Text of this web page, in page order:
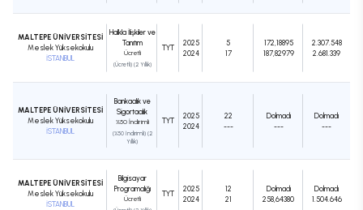
MALTEPE ÜNİVERSİTESİ
Meslek Yüksekokulu
İSTANBUL
Halkla İlişkiler ve
Tanıtım
Ücretli
(Ücretli) (2 Yıllık)
TYT
2025
2024
5
17
172,18895
187,82979
2.307.548
2.681.339
MALTEPE ÜNİVERSİTESİ
Meslek Yüksekokulu
İSTANBUL
Bankacılık ve
Sigortacılık
%50 İndirimli
(%50 İndirimli) (2
Yıllık)
TYT
2025
2024
22
---
Dolmadı
---
Dolmadı
---
MALTEPE ÜNİVERSİTESİ
Meslek Yüksekokulu
İSTANBUL
Bilgisayar
Programcılığı
Ücretli
TYT
2025
2024
12
21
Dolmadı
258,64380
Dolmadı
1.504.646